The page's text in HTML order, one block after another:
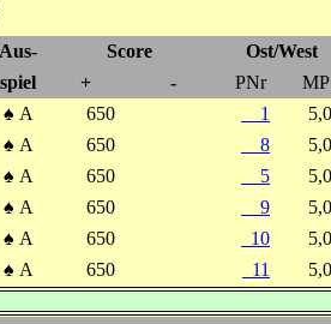
Aus- Score
Ost/West
spiel + - PNr
MP
♠ A 650 1
5,0
♠ A 650 8
5,0
♠ A 650 5
5,0
♠ A 650 9
5,0
♠ A 650 10
5,0
♠ A 650 11 5,0